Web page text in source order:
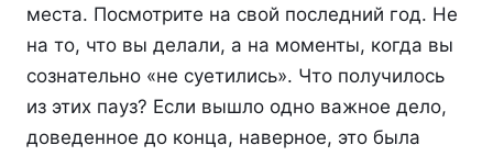
места. Посмотрите на свой последний год. Не
на то, что вы делали, а на моменты, когда вы
сознательно «не суетились». Что получилось
из этих пауз? Если вышло одно важное дело,
доведенное до конца, наверное, это была